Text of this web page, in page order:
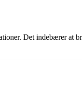
Det indebærer at